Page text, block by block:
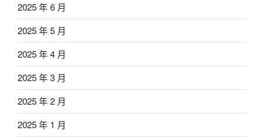
2025 年 6 月
2025 年 5 月
2025 年 4 月
2025 年 3 月
2025 年 2 月
2025 年 1 月